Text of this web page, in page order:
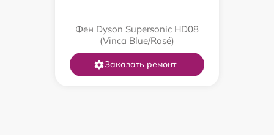
Фен Dyson Supersonic HD08
(Vinca Blue/Rosé)
Заказать ремонт